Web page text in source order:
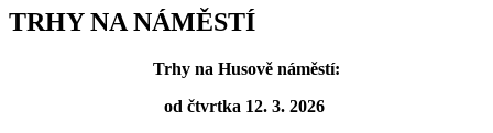
TRHY NA NÁMĚSTÍ
Trhy na Husově náměstí:
od čtvrtka 12. 3. 2026